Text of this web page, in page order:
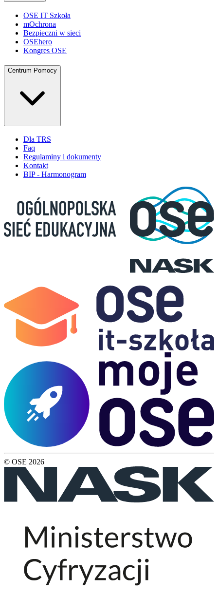
OSE IT Szkoła
mOchrona
Bezpieczni w sieci
OSEhero
Kongres OSE
Centrum Pomocy
Dla TRS
Faq
Regulaminy i dokumenty
Kontakt
BIP - Harmonogram
© OSE 2026